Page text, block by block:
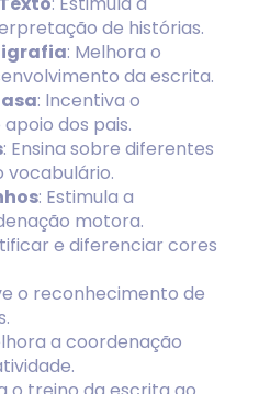
de histórias.
: Melhora o
da escrita.
: Incentiva o
dos pais.
: Ensina sobre diferentes
vocabulário.
: Estimula a
motora.
e diferenciar cores
o reconhecimento de
a coordenação